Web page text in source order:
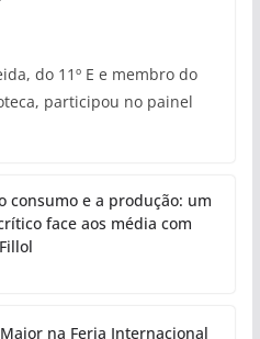
do 11º E e membro do
participou no painel
consumo e a produção: um
face aos média com
na Feria Internacional